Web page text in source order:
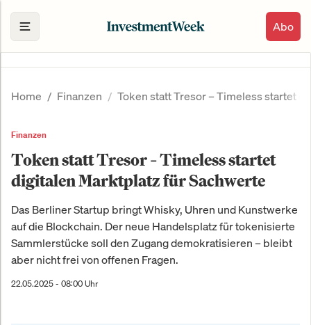
Abo
Home Finanzen Token statt Tresor – Timeless startet
Finanzen
Token statt Tresor – Timeless startet
digitalen Marktplatz für Sachwerte
Das Berliner Startup bringt Whisky, Uhren und Kunstwerke
auf die Blockchain. Der neue Handelsplatz für tokenisierte
Sammlerstücke soll den Zugang demokratisieren – bleibt
aber nicht frei von offenen Fragen.
22.05.2025 - 08:00 Uhr